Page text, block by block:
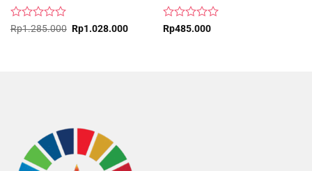
Rated
Rp1.285.000 Original
price
Rp1.028.000Current
Rated
Rp485.000